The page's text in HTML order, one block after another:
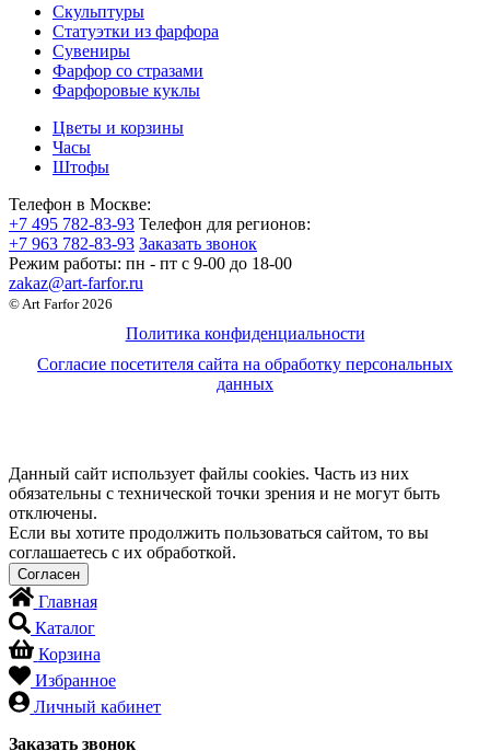
Скульптуры
Статуэтки из фарфора
Сувениры
Фарфор со стразами
Фарфоровые куклы
Цветы и корзины
Часы
Штофы
Телефон в Москве:
+7 495 782-83-93 Телефон для регионов:
+7 963 782-83-93 Заказать звонок
Режим работы: пн - пт c 9-00 до 18-00
zakaz@art-farfor.ru
© Art Farfor 2026
Политика конфиденциальности
Согласие посетителя сайта на обработку персональных
данных
Данный сайт использует файлы cookies. Часть из них
обязательны с технической точки зрения и не могут быть
отключены.
Если вы хотите продолжить пользоваться сайтом, то вы
соглашаетесь с их обработкой.
Главная
Каталог
Корзина
Избранное
Личный кабинет
Заказать звонок